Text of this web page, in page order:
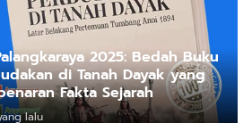
2025: Bedah Buku
di Tanah Dayak yang
Fakta Sejarah
lalu